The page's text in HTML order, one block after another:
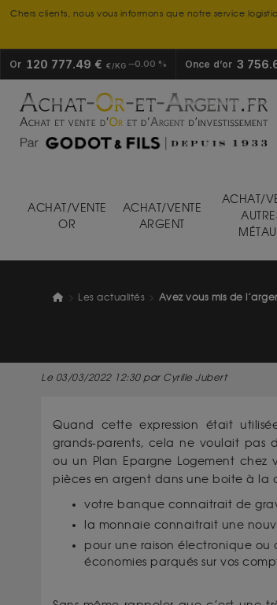
Chers clients, nous vous informons que notre service
Or 120 777.49 € €/KG 0.00 % Once d’or 3
ACHAT/VENTE
OR
ACHAT/VENTE
ARGENT
ACHAT/
Les actualités Avez vous mis de
Le 03/03/2022 12:30 par Cyrille Jubert
Quand cette expression était
grands-parents, cela ne voulait pas
ou un Plan Epargne Logement chez
pièces en argent dans une boite à la
votre banque connaitrait de
la monnaie connaitrait une
pour une raison électronique ou
économies parqués sur vos